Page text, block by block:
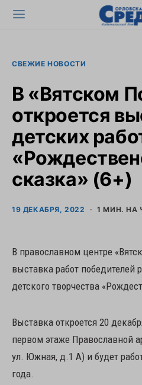
СВЕЖИЕ НОВОСТИ
В «Вятском
откроется
детских
сказка» (6+)
19 ДЕКАБРЯ, 2022 1 МИН. НА
В православном центре
выставка работ победителей
детского творчества
Выставка откроется 20
первом этаже Православной
ул. Южная, д.1 А) и будет
года.